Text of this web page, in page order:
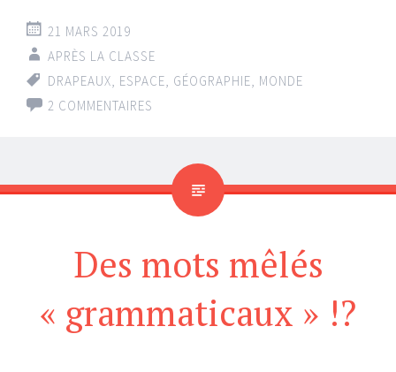
21 MARS 2019
APRÈS LA CLASSE
DRAPEAUX, ESPACE, GÉOGRAPHIE, MONDE
2 COMMENTAIRES
Des mots mêlés
« grammaticaux » !?